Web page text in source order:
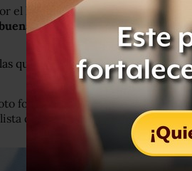
el lado de que muchos
relación entreprecio y
que las camisetas de los equipos
focalizándose más en la
del periódico The Wall Street